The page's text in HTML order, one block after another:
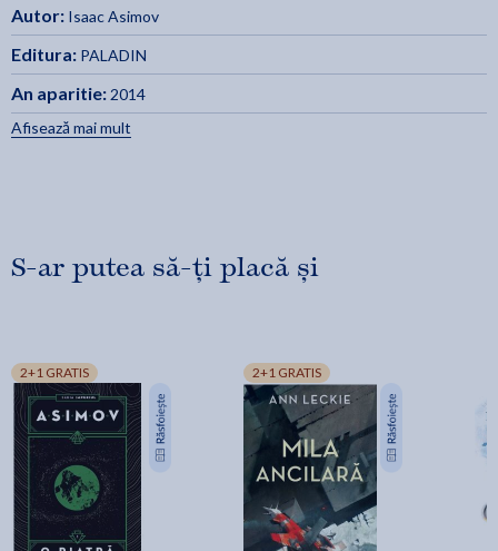
•Fundatia si imperiul
•A doua fundatie
•Marginea fundatiei
•Fundatia si Pamantul
•Preludiul fundatiei
•Zorii fundatiei
Autor: Isaac Asimov
Editura: PALADIN
An aparitie: 2014
Afisează mai mult
S-ar putea să-ți placă și
2+1 GRATIS 2+1 GRATIS